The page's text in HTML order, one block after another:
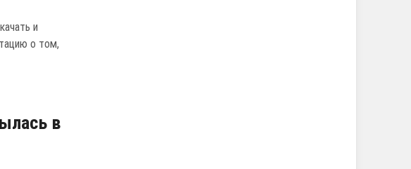
и
о том,
в